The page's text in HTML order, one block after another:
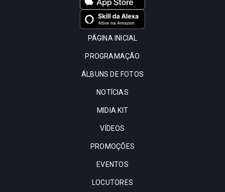
PÁGINA INICIAL
PROGRAMAÇÃO
ÁLBUNS DE FOTOS
NOTÍCIAS
MIDIA KIT
VÍDEOS
PROMOÇÕES
EVENTOS
LOCUTORES